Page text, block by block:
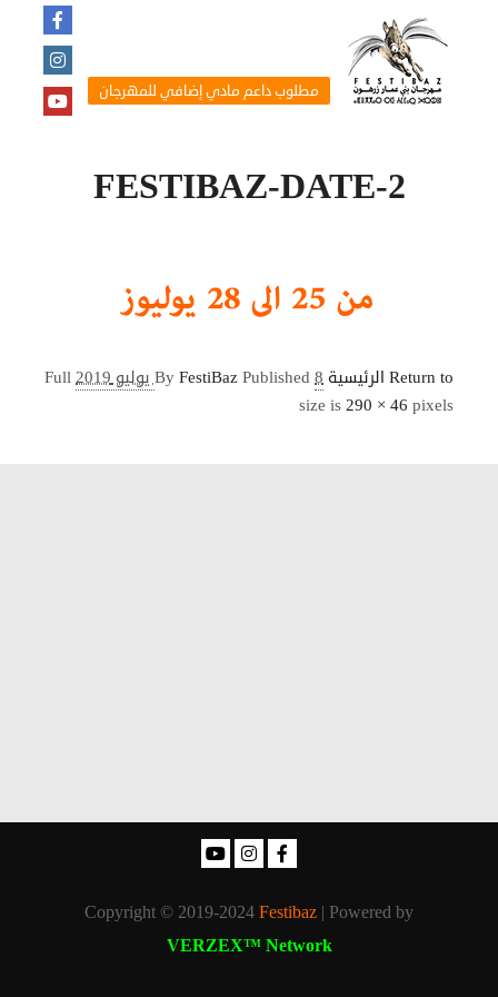
مطلوب داعم مادي إضافي للمهرجان
FESTIBAZ-DATE-2
Return to الرئيسية ByFestiBazPublished 8 يوليو 2019
Full
size is290 × 46 pixels
Copyright © 2019-2024Festibaz | Powered by
VERZEX™ Network